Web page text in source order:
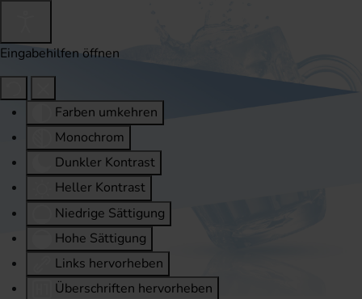
Eingabehilfen öffnen
Farben umkehren
Monochrom
Dunkler Kontrast
Heller Kontrast
Niedrige Sättigung
Hohe Sättigung
Links hervorheben
Überschriften hervorheben